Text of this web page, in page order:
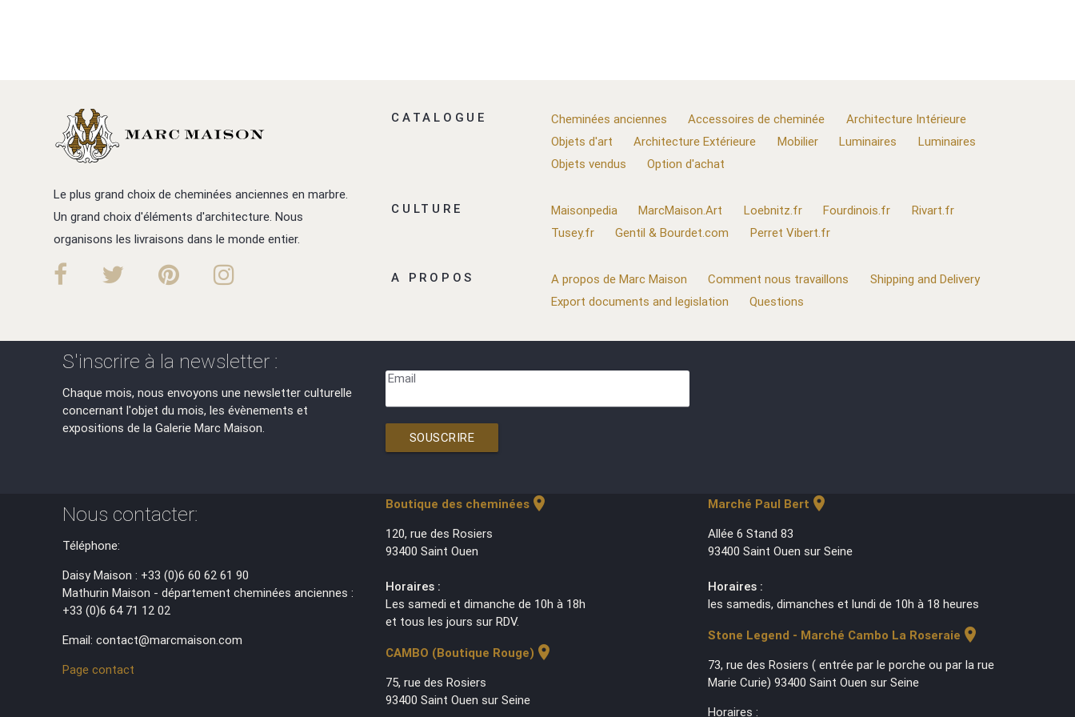
Le plus grand choix de cheminées anciennes en marbre.
Un grand choix d'éléments d'architecture. Nous
organisons les livraisons dans le monde entier.
CATALOGUE Cheminées anciennes Accessoires de cheminée
Architecture Intérieure
Objets d'art
Architecture Extérieure Mobilier Luminaires
Luminaires
Objets vendus
Option d'achat
CULTURE Maisonpedia MarcMaison.Art Loebnitz.fr Fourdinois.fr
Rivart.fr
Tusey.fr
Gentil & Bourdet.com Perret Vibert.fr
A PROPOS A propos de Marc Maison Comment nous travaillons
Shipping and Delivery
Export documents and legislation
Questions
S'inscrire à la newsletter :
Chaque mois, nous envoyons une newsletter culturelle
concernant l'objet du mois, les évènements et
expositions de la Galerie Marc Maison.
Email
SOUSCRIRE
Nous contacter:
Téléphone:
Daisy Maison : +33 (0)6 60 62 61 90
Mathurin Maison - département cheminées anciennes :
+33 (0)6 64 71 12 02
Email: contact@marcmaison.com
Page contact
Boutique des cheminéeslocation_on
120, rue des Rosiers
93400 Saint Ouen
Horaires :
Les samedi et dimanche de 10h à 18h
et tous les jours sur RDV.
CAMBO (Boutique Rouge) location_on
75, rue des Rosiers
93400 Saint Ouen sur Seine
Marché Paul Bert location_on
Allée 6 Stand 83
93400 Saint Ouen sur Seine
Horaires :
les samedis, dimanches et lundi de 10h à 18 heures
Stone Legend - Marché Cambo La Roseraie location_on
73, rue des Rosiers ( entrée par le porche ou par la rue
Marie Curie) 93400 Saint Ouen sur Seine
Horaires :